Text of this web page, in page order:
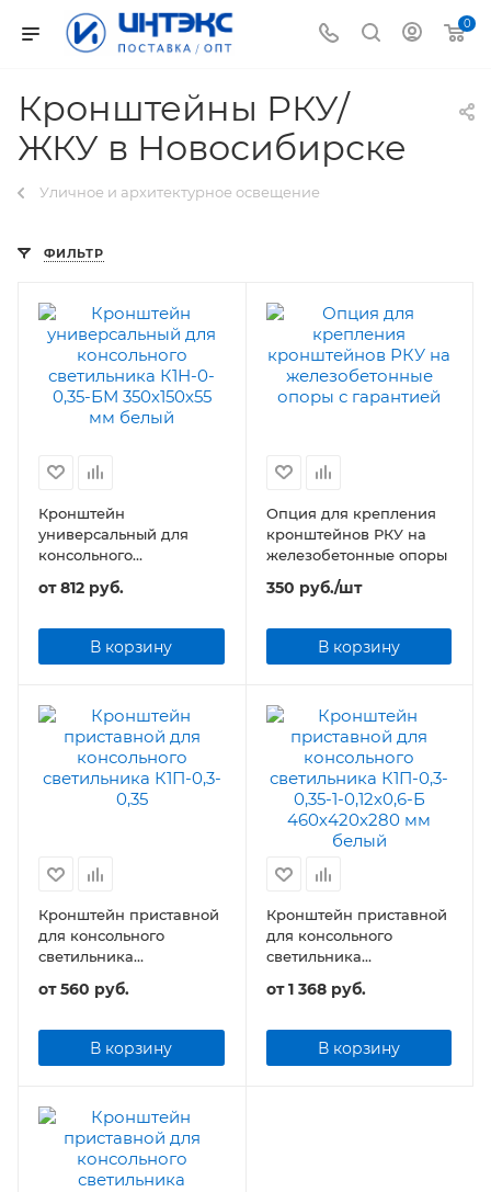
0
Кронштейны РКУ/
ЖКУ в Новосибирске
Уличное и архитектурное освещение
ФИЛЬТР
Кронштейн
универсальный для
консольного
мм
от812 руб.
В корзину
Опция для крепления
кронштейнов РКУ на
железобетонные опоры
350 руб./шт
В корзину
Кронштейн приставной
для консольного
светильника
от560 руб.
В корзину
Кронштейн приставной
для консольного
светильника
от1 368 руб.
В корзину